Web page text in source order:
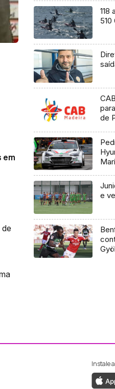
em
118
510
de
e
Facebook da RTP
ao Instagram da
Instale